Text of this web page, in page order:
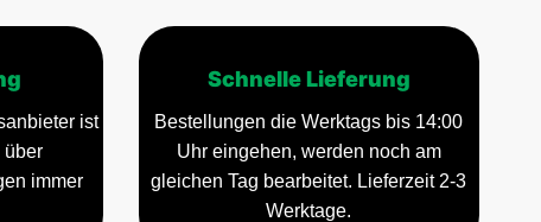
ist
über
immer
Schnelle Lieferung
Bestellungen die Werktags bis 14:00
Uhr eingehen, werden noch am
gleichen Tag bearbeitet. Lieferzeit 2-3
Werktage.